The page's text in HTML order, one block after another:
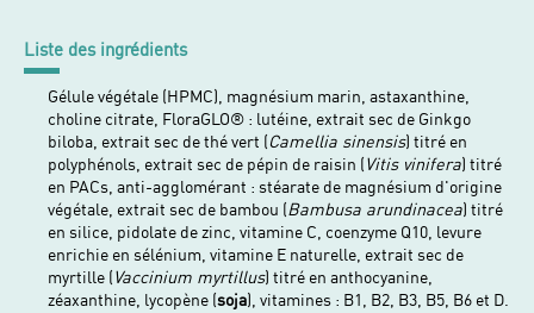
Liste des ingrédients
Gélule végétale (HPMC), magnésium marin, astaxanthine,
choline citrate, FloraGLO® : lutéine, extrait sec de Ginkgo
biloba, extrait sec de thé vert (Camellia sinensis) titré en
polyphénols, extrait sec de pépin de raisin (Vitis vinifera) titré
en PACs, anti-agglomérant : stéarate de magnésium d'origine
végétale, extrait sec de bambou (Bambusa arundinacea) titré
en silice, pidolate de zinc, vitamine C, coenzyme Q10, levure
enrichie en sélénium, vitamine E naturelle, extrait sec de
myrtille (Vaccinium myrtillus) titré en anthocyanine,
zéaxanthine, lycopène (soja), vitamines : B1, B2, B3, B5, B6 et D.